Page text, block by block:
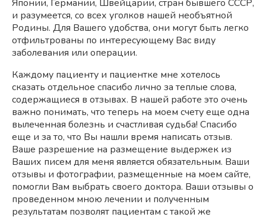
Японии, Германии, Швейцарии, стран бывшего СССР,
и разумеется, со всех уголков нашей необъятной
Родины. Для Вашего удобства, они могут быть легко
отфильтрованы по интересующему Вас виду
заболевания или операции.
Каждому пациенту и пациентке мне хотелось
сказать отдельное спасибо лично за теплые слова,
содержащиеся в отзывах. В нашей работе это очень
важно понимать, что теперь на моем счету еще одна
вылеченная болезнь и счастливая судьба! Спасибо
еще и за то, что Вы нашли время написать отзыв.
Ваше разрешение на размещение выдержек из
Ваших писем для меня является обязательным. Ваши
отзывы и фотографии, размещенные на моем сайте,
помогли Вам выбрать своего доктора. Ваши отзывы о
проведенном мною лечении и полученным
результатам позволят пациентам с такой же